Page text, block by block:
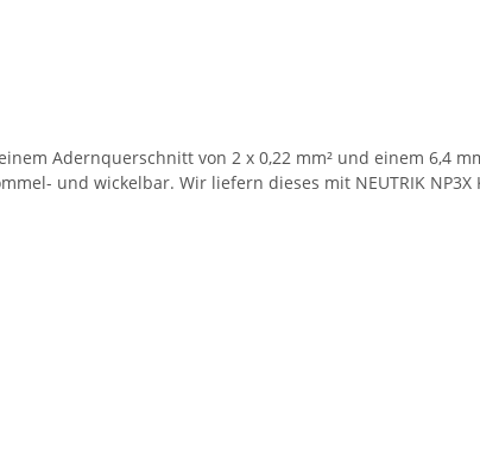
Adernquerschnitt von 2 x 0,22 mm² und einem 6,4
und wickelbar. Wir liefern dieses mit NEUTRIK NP3X